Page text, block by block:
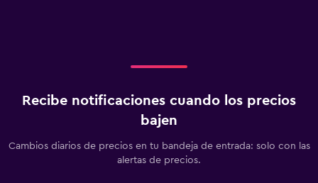
Recibe notificaciones cuando los precios
bajen
Cambios diarios de precios en tu bandeja de entrada: solo con las
alertas de precios.